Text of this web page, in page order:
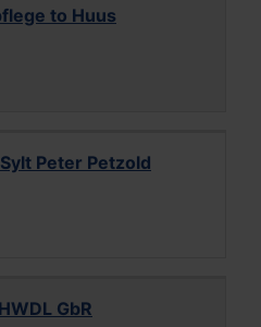
to Huus
Peter Petzold
GbR